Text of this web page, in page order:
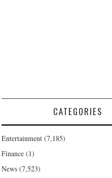
CATEGORIES
Entertainment (7,185)
Finance (1)
News (7,523)